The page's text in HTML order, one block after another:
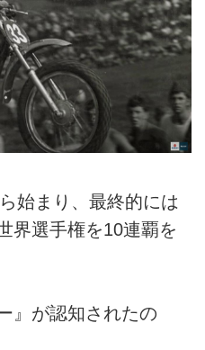
始まり、最終的には
界選手権を10連覇を
』が認知されたの